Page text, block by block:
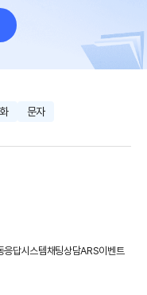
문자
응답시스템채팅상담ARS이벤트